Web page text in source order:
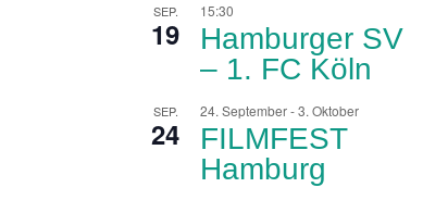
SEP.
19
15:30
Hamburger SV
– 1. FC Köln
SEP.
24
24. September-3. Oktober
FILMFEST
Hamburg